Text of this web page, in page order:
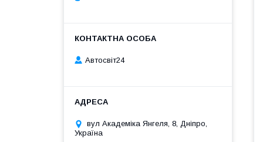
Автосвіт24
вул Академіка Янгеля, 8, Дніпро,
Україна